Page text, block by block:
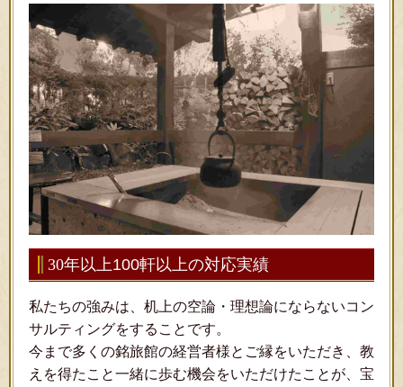
30年以上100軒以上の対応実績
私たちの強みは、机上の空論・理想論にならないコン
サルティングをすることです。
今まで多くの銘旅館の経営者様とご縁をいただき、教
えを得たこと一緒に歩む機会をいただけたことが、宝